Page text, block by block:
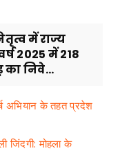
में राज्य
2025 में 218
निवे...
अभियान के तहत प्रदेश
जिंदगी: मोहला के